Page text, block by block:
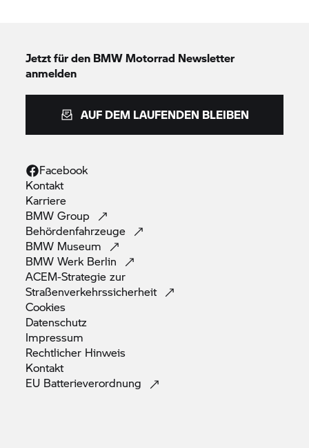
Jetzt für den BMW Motorrad Newsletter
anmelden
AUF DEM LAUFENDEN BLEIBEN
Facebook
Kontakt
Karriere
BMWGroup
Behördenfahrzeuge
BMW Museum
BMW Werk Berlin
ACEM-Strategie zur
Straßenverkehrssicherheit
Cookies
Datenschutz
Impressum
Rechtlicher Hinweis
Kontakt
EU Batterieverordnung